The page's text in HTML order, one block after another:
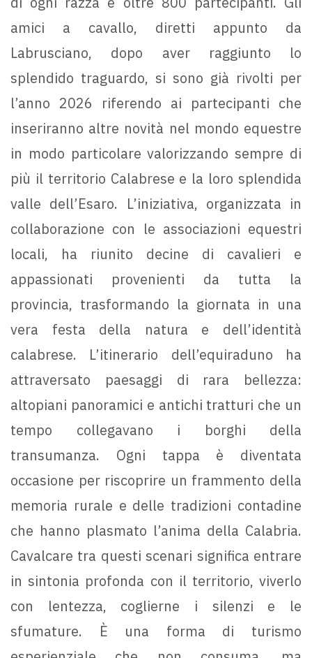
amici a cavallo, diretti appunto da
Labrusciano, dopo aver raggiunto lo
splendido traguardo, si sono già rivolti per
l’anno 2026 riferendo ai partecipanti che
inseriranno altre novità nel mondo equestre
in modo particolare valorizzando sempre di
più il territorio Calabrese e la loro splendida
valle dell’Esaro. L’iniziativa, organizzata in
collaborazione con le associazioni equestri
locali, ha riunito decine di cavalieri e
appassionati provenienti da tutta la
provincia, trasformando la giornata in una
vera festa della natura e dell’identità
calabrese. L’itinerario dell’equiraduno ha
attraversato paesaggi di rara bellezza:
altopiani panoramici e antichi tratturi che un
tempo collegavano i borghi della
transumanza. Ogni tappa è diventata
occasione per riscoprire un frammento della
memoria rurale e delle tradizioni contadine
che hanno plasmato l’anima della Calabria.
Cavalcare tra questi scenari significa entrare
in sintonia profonda con il territorio, viverlo
con lentezza, coglierne i silenzi e le
sfumature. È una forma di turismo